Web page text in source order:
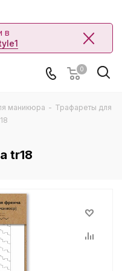
в
0
маникюра - Трафареты для
tr18